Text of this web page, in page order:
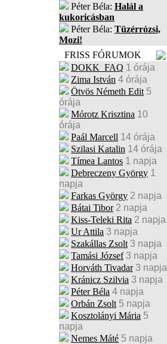
Péter Béla: Halál a
kukoricásban
Péter Béla: Tüzérrózsi,
Mozi!
FRISS FÓRUMOK
DOKK_FAQ 1 órája
Zima István 4 órája
Ötvös Németh Edit 5
órája
Mórotz Krisztina 10
órája
Paál Marcell 14 órája
Szilasi Katalin 14 órája
Tímea Lantos 1 napja
Debreczeny György 1
napja
Farkas György 2 napja
Bátai Tibor 2 napja
Kiss-Teleki Rita 2 napja
Ur Attila 3 napja
Szakállas Zsolt 3 napja
Tamási József 3 napja
Horváth Tivadar 3 napja
Kránicz Szilvia 3 napja
Péter Béla 4 napja
Orbán Zsolt 5 napja
Kosztolányi Mária 5
napja
Nemes Máté 5 napja